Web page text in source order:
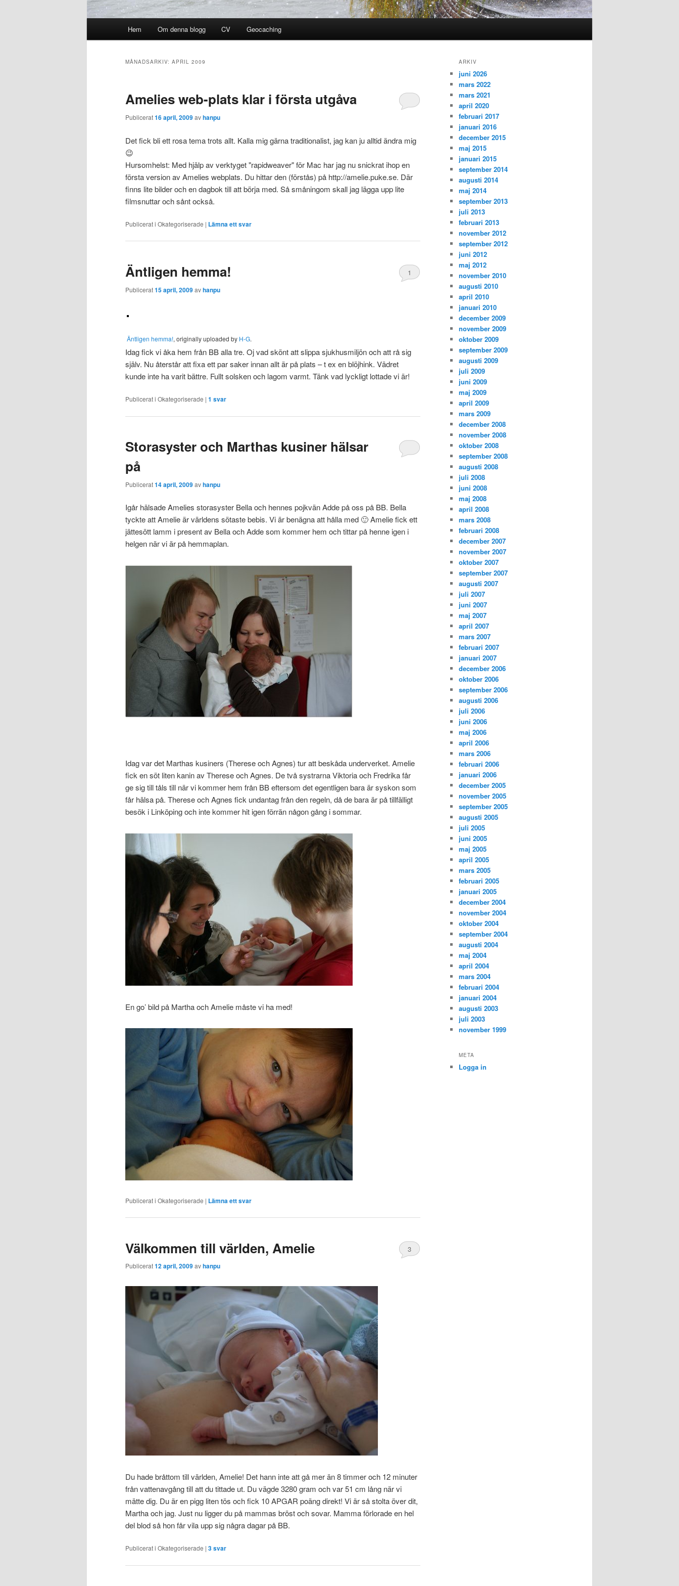
Hem Om denna blogg CV Geocaching
MÅNADSARKIV: APRIL 2009
Amelies web-plats klar i första utgåva
Publicerat16 april, 2009avhanpu
Det fick bli ett rosa tema trots allt. Kalla mig gärna traditionalist, jag kan ju alltid ändra mig
😉
Hursomhelst: Med hjälp av verktyget "rapidweaver" för Mac har jag nu snickrat ihop en
första version av Amelies webplats. Du hittar den (förstås) på http://amelie.puke.se. Där
finns lite bilder och en dagbok till att börja med. Så småningom skall jag lägga upp lite
filmsnuttar och sånt också.
Publicerat i Okategoriserade | Lämna ett svar
Äntligen hemma!
Publicerat15 april, 2009avhanpu
1
Äntligen hemma!, originally uploaded by H-G.
Idag fick vi åka hem från BB alla tre. Oj vad skönt att slippa sjukhusmiljön och att rå sig
själv. Nu återstår att fixa ett par saker innan allt är på plats – t ex en blöjhink. Vädret
kunde inte ha varit bättre. Fullt solsken och lagom varmt. Tänk vad lyckligt lottade vi är!
Publicerat i Okategoriserade | 1 svar
Storasyster och Marthas kusiner hälsar
på
Publicerat14 april, 2009avhanpu
Igår hälsade Amelies storasyster Bella och hennes pojkvän Adde på oss på BB. Bella
tyckte att Amelie är världens sötaste bebis. Vi är benägna att hålla med 🙂 Amelie fick ett
jättesött lamm i present av Bella och Adde som kommer hem och tittar på henne igen i
helgen när vi är på hemmaplan.
Idag var det Marthas kusiners (Therese och Agnes) tur att beskåda underverket. Amelie
fick en söt liten kanin av Therese och Agnes. De två systrarna Viktoria och Fredrika får
ge sig till tåls till när vi kommer hem från BB eftersom det egentligen bara är syskon som
får hälsa på. Therese och Agnes fick undantag från den regeln, då de bara är på tillfälligt
besök i Linköping och inte kommer hit igen förrän någon gång i sommar.
En go’ bild på Martha och Amelie måste vi ha med!
Publicerat i Okategoriserade | Lämna ett svar
Välkommen till världen, Amelie
Publicerat12 april, 2009avhanpu
3
Du hade bråttom till världen, Amelie! Det hann inte att gå mer än 8 timmer och 12 minuter
från vattenavgång till att du tittade ut. Du vägde 3280 gram och var 51 cm lång när vi
mätte dig. Du är en pigg liten tös och fick 10 APGAR poäng direkt! Vi är så stolta över dit,
Martha och jag. Just nu ligger du på mammas bröst och sovar. Mamma förlorade en hel
del blod så hon får vila upp sig några dagar på BB.
Publicerat i Okategoriserade | 3svar
ARKIV
juni 2026
mars 2022
mars 2021
april 2020
februari 2017
januari 2016
december 2015
maj 2015
januari 2015
september 2014
augusti 2014
maj 2014
september 2013
juli 2013
februari 2013
november 2012
september 2012
juni 2012
maj 2012
november 2010
augusti 2010
april 2010
januari 2010
december 2009
november 2009
oktober 2009
september 2009
augusti 2009
juli 2009
juni 2009
maj 2009
april 2009
mars 2009
december 2008
november 2008
oktober 2008
september 2008
augusti 2008
juli 2008
juni 2008
maj 2008
april 2008
mars 2008
februari 2008
december 2007
november 2007
oktober 2007
september 2007
augusti 2007
juli 2007
juni 2007
maj 2007
april 2007
mars 2007
februari 2007
januari 2007
december 2006
oktober 2006
september 2006
augusti 2006
juli 2006
juni 2006
maj 2006
april 2006
mars 2006
februari 2006
januari 2006
december 2005
november 2005
september 2005
augusti 2005
juli 2005
juni 2005
maj 2005
april 2005
mars 2005
februari 2005
januari 2005
december 2004
november 2004
oktober 2004
september 2004
augusti 2004
maj 2004
april 2004
mars 2004
februari 2004
januari 2004
augusti 2003
juli 2003
november 1999
META
Logga in